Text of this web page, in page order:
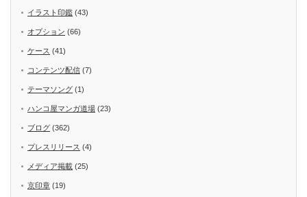
イラスト印鑑 (43)
オプション (66)
ケース (41)
コンテンツ配信 (7)
テーマソング (1)
ハンコ屋マンガ道場 (23)
ブログ (362)
プレスリリース (4)
メディア掲載 (25)
京印章 (19)